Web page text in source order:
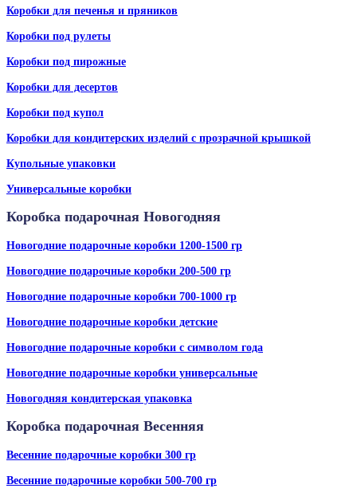
Коробки для печенья и пряников
Коробки под рулеты
Коробки под пирожные
Коробки для десертов
Коробки под купол
Коробки для кондитерских изделий с прозрачной крышкой
Купольные упаковки
Универсальные коробки
Коробка подарочная Новогодняя
Новогодние подарочные коробки 1200-1500 гр
Новогодние подарочные коробки 200-500 гр
Новогодние подарочные коробки 700-1000 гр
Новогодние подарочные коробки детские
Новогодние подарочные коробки с символом года
Новогодние подарочные коробки универсальные
Новогодняя кондитерская упаковка
Коробка подарочная Весенняя
Весенние подарочные коробки 300 гр
Весенние подарочные коробки 500-700 гр